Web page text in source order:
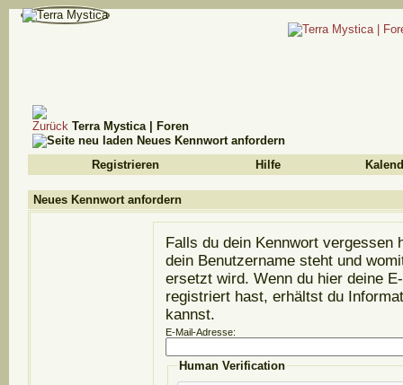
Terra Mystica | Foren
Neues Kennwort anfordern
Registrieren
Hilfe
Neues Kennwort anfordern
Falls du dein Kennwort vergessen
dein Benutzername steht und
ersetzt wird. Wenn du hier deine
registriert hast, erhältst du
kannst.
E-Mail-Adresse:
Human Verification